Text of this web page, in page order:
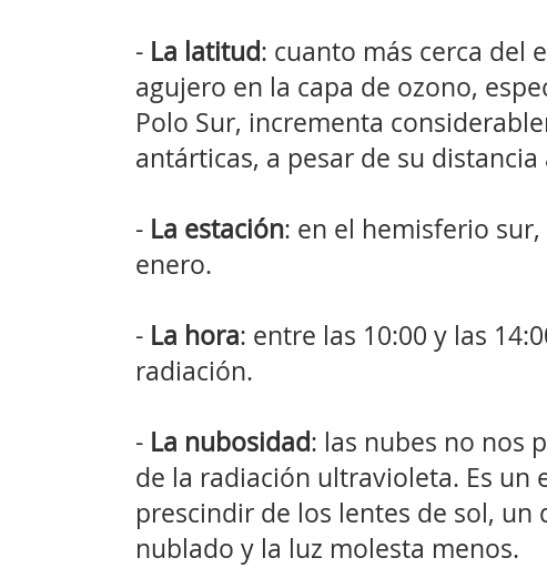
- La latitud: cuanto más cerca del
agujero en la capa de ozono,
Polo Sur, incrementa
antárticas, a pesar de su distancia
- La estación: en el hemisferio
enero.
- La hora: entre las 10:00 y las
radiación.
- La nubosidad: las nubes no nos
de la radiación ultravioleta. Es un
prescindir de los lentes de sol,
nublado y la luz molesta menos.